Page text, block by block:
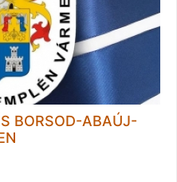
BORSOD-ABAÚJ-